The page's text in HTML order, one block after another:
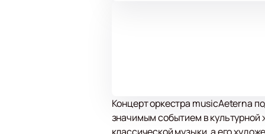
Концерт оркестра musicAeterna
значимым событием в